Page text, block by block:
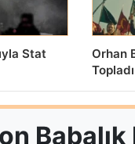
Stat
Orhan
Topladı
Babalık